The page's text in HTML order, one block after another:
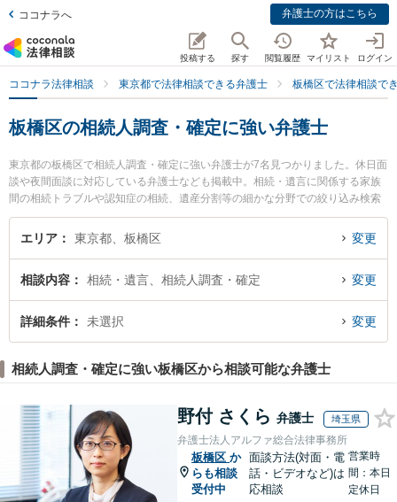
ココナラへ 弁護士の方はこちら
投稿する 探す 閲覧履歴 マイリスト ログイン
ココナラ法律相談 東京都で法律相談できる弁護士 板橋区で法律相談で
板橋区の相続人調査・確定に強い弁護士
東京都の板橋区で相続人調査・確定に強い弁護士が7名見つかりました。休日面
談や夜間面談に対応している弁護士なども掲載中。相続・遺言に関係する家族
間の相続トラブルや認知症の相続、遺産分割等の細かな分野での絞り込み検索
もでき便利です。特に西台法律事務所の俣野 政紀弁護士やN総合法律事務所の
首藤 裕二弁護士、リリーフ法律事務所の松本 治弁護士のプロフィール情報や弁
定のトラブル解決の実績豊富な近くの弁護士を検索したい』『初回相談無料で
相続人調査・確定を法律相談できる板橋区内の弁護士に相談予約したい』など
でお困りの相談者さんにおすすめです。
エリア 東京都、板橋区 変更
相談内容 相続・遺言、相続人調査・確定 変更
詳細条件 未選択 変更
相続人調査・確定に強い板橋区から相談可能な弁護士
野付 さくら 弁護士 埼玉県
弁護士法人アルファ総合法律事務所
板橋区 か
らも相談
受付中
面談方法(対面・電
話・ビデオなど)は
応相談
営業時
間：本日
定休日